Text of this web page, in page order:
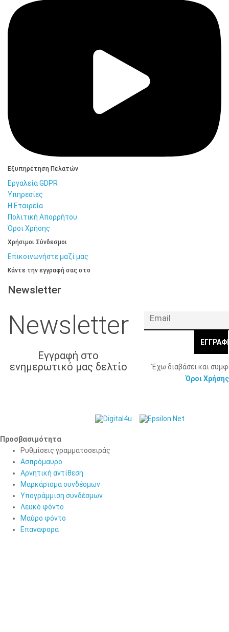
Εξυπηρέτηση Πελατών
Εργαλεία GDPR
Υπηρεσίες
Η Εταιρεία
Πολιτική Απορρήτου
Όροι Χρήσης
Χρήσιμοι Σύνδεσμοι
Επικοινωνήστε μαζί μας
Κάντε την εγγραφή σας στο
Newsletter
Newsletter
Εγγραφή στο
ενημερωτικό μας δελτίο
Έχω διαβάσει και
Όροι Χρήσης
Προσβασιμότητα
Προσβασιμότητα
Ρυθμίσεις γραμματοσειράς
Ασπρόμαυρο
Αρνητική αντίθεση
Μαρκάρισμα συνδέσμων
Υπογράμμιση συνδέσμων
Λευκό φόντο
Μαύρο φόντο
Επαναφορά